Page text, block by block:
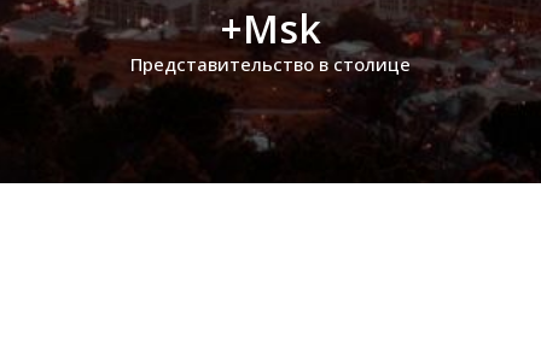
+Msk
Представительство в столице